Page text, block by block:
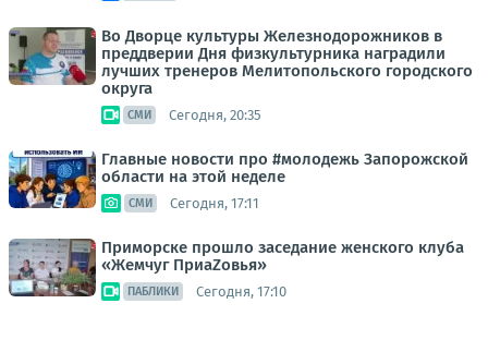
Во Дворце культуры Железнодорожников в
преддверии Дня физкультурника наградили
лучших тренеров Мелитопольского городского
округа
СМИ Сегодня, 20:35
Главные новости про #молодежь Запорожской
области на этой неделе
СМИ Сегодня, 17:11
Приморске прошло заседание женского клуба
«Жемчуг ПриаZовья»
ПАБЛИКИ Сегодня, 17:10